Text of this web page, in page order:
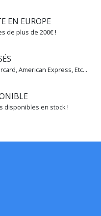
EN EUROPE
de plus de 200€ !
American Express, Etc...
disponibles en stock !